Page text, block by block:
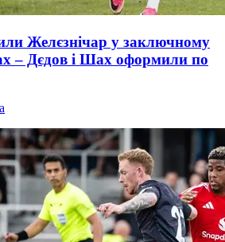
Желєзнічар у заключному
– Дєдов і Шах оформили по